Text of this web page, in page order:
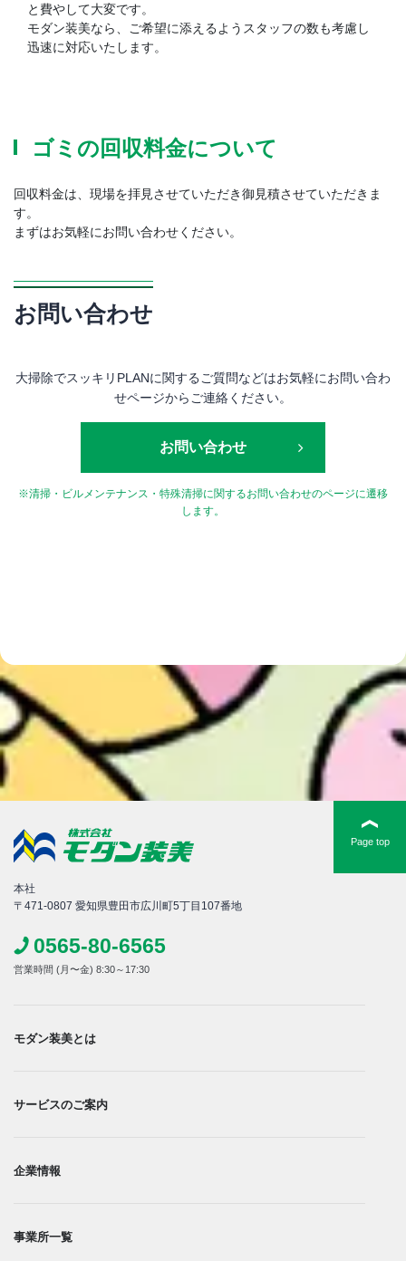
と費やして大変です。
モダン装美なら、ご希望に添えるようスタッフの数も考慮し
迅速に対応いたします。
ゴミの回収料金について
回収料金は、現場を拝見させていただき御見積させていただきま
す。
まずはお気軽にお問い合わせください。
お問い合わせ
大掃除でスッキリPLANに関するご質問などはお気軽にお問い合わ
せページからご連絡ください。
お問い合わせ
※清掃・ビルメンテナンス・特殊清掃に関するお問い合わせのページに遷移
します。
Page top
本社
〒471-0807 愛知県豊田市広川町5丁目107番地
0565-80-6565
営業時間 (月〜金) 8:30～17:30
モダン装美とは
サービスのご案内
企業情報
事業所一覧​